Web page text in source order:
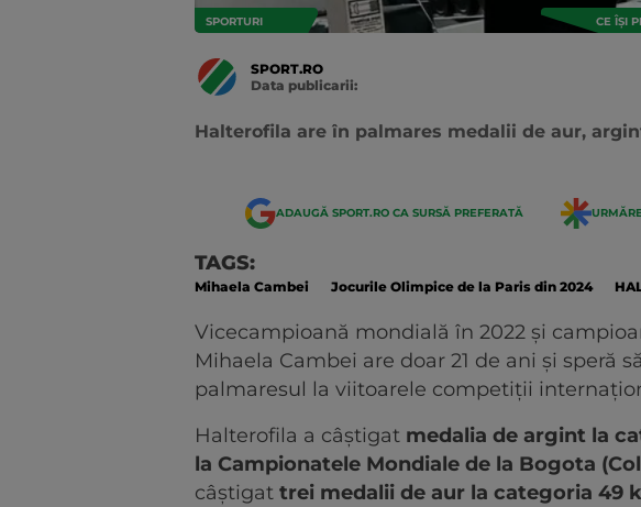
SPORTURI CE ÎȘI
SPORT.RO
Data publicarii:
Halterofila are în palmares medalii de aur,
ADAUGĂ SPORT.RO CA SURSĂ PREFERATĂ
TAGS:
Mihaela Cambei Jocurile Olimpice de la Paris din 2024
Vicecampioană mondială în 2022 și
Mihaela Cambei are doar 21 de ani și speră
palmaresul la viitoarele competiții
Halterofila a câștigat medalia de argint la
la Campionatele Mondiale de la Bogota
câștigat trei medalii de aur la categoria 49